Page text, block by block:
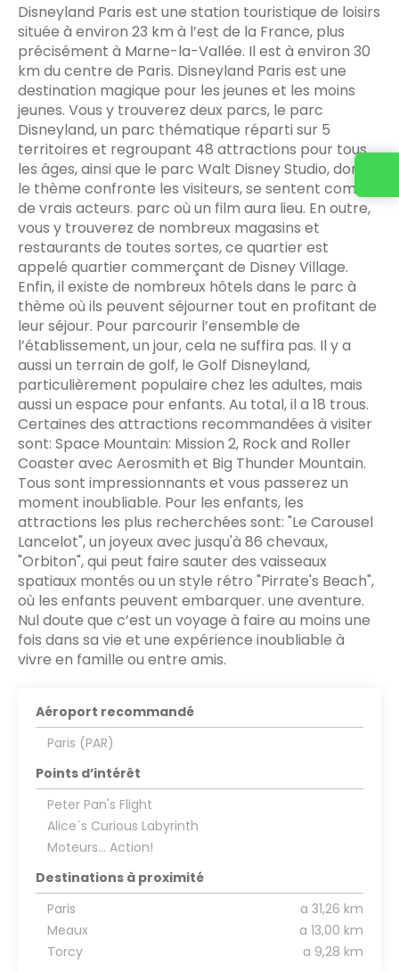
Disneyland Paris est une station touristique de loisirs
située à environ 23 km à l’est de la France, plus
précisément à Marne-la-Vallée. Il est à environ 30
km du centre de Paris. Disneyland Paris est une
destination magique pour les jeunes et les moins
jeunes. Vous y trouverez deux parcs, le parc
Disneyland, un parc thématique réparti sur 5
territoires et regroupant 48 attractions pour tous
les âges, ainsi que le parc Walt Disney Studio, dont
le thème confronte les visiteurs, se sentent comme
de vrais acteurs. parc où un film aura lieu. En outre,
vous y trouverez de nombreux magasins et
restaurants de toutes sortes, ce quartier est
appelé quartier commerçant de Disney Village.
Enfin, il existe de nombreux hôtels dans le parc à
thème où ils peuvent séjourner tout en profitant de
leur séjour. Pour parcourir l’ensemble de
l’établissement, un jour, cela ne suffira pas. Il y a
aussi un terrain de golf, le Golf Disneyland,
particulièrement populaire chez les adultes, mais
aussi un espace pour enfants. Au total, il a 18 trous.
Certaines des attractions recommandées à visiter
sont: Space Mountain: Mission 2, Rock and Roller
Coaster avec Aerosmith et Big Thunder Mountain.
Tous sont impressionnants et vous passerez un
moment inoubliable. Pour les enfants, les
attractions les plus recherchées sont: "Le Carousel
Lancelot", un joyeux avec jusqu'à 86 chevaux,
"Orbiton", qui peut faire sauter des vaisseaux
spatiaux montés ou un style rétro "Pirrate's Beach",
où les enfants peuvent embarquer. une aventure.
Nul doute que c’est un voyage à faire au moins une
fois dans sa vie et une expérience inoubliable à
vivre en famille ou entre amis.
Aéroport recommandé
Paris (PAR)
Points d’intérêt
Peter Pan's Flight
Alice´s Curious Labyrinth
Moteurs... Action!
Destinations à proximité
Paris
a 31,26 km
Meaux
a 13,00 km
Torcy
a 9,28 km